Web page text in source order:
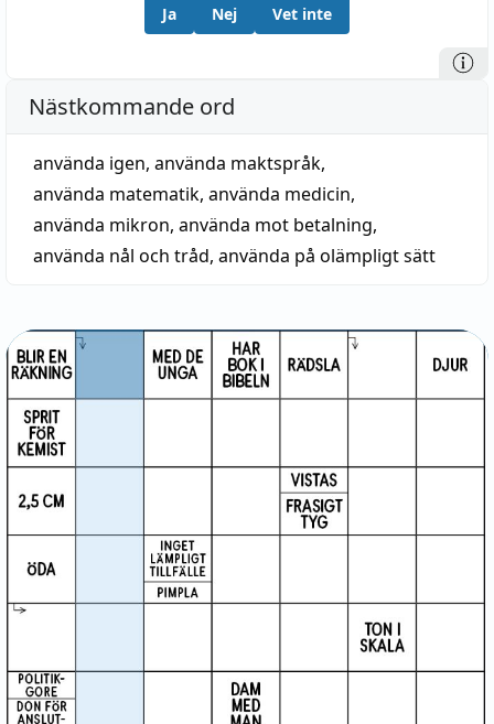
Ja Nej Vet inte
Nästkommande ord
använda igen, använda maktspråk,
använda matematik, använda medicin,
använda mikron, använda mot betalning,
använda nål och tråd, använda på olämpligt sätt